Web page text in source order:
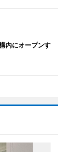
内にオープンす